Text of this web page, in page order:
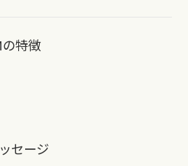
特徴
セージ